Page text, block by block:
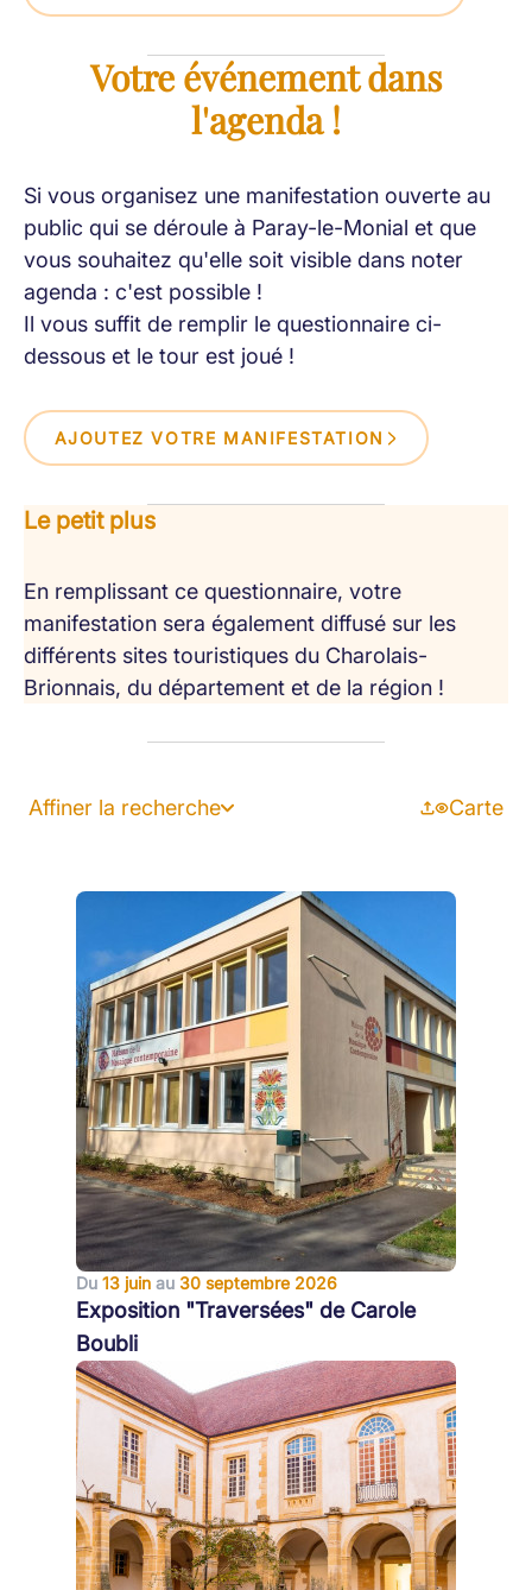
Votre événement dans
l'agenda !
Si vous organisez une manifestation ouverte au
public qui se déroule à Paray-le-Monial et que
vous souhaitez qu'elle soit visible dans noter
agenda : c'est possible !
Il vous suffit de remplir le questionnaire ci-
dessous et le tour est joué !
AJOUTEZ VOTRE MANIFESTATION
Le petit plus
En remplissant ce questionnaire, votre
manifestation sera également diffusé sur les
différents sites touristiques du Charolais-
Brionnais, du département et de la région !
Affiner la recherche Carte
Du 13 juin au 30 septembre 2026
Exposition "Traversées" de Carole
Boubli